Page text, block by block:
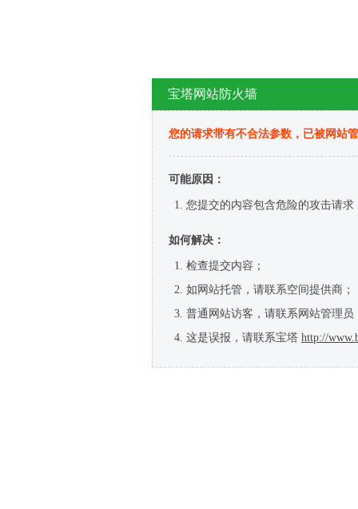
宝塔网站防火墙
您的请求带有不合法参数，已被网站
可能原因：
您提交的内容包含危险的攻击请求
如何解决：
检查提交内容；
如网站托管，请联系空间提供商；
普通网站访客，请联系网站管理员
这是误报，请联系宝塔 http://